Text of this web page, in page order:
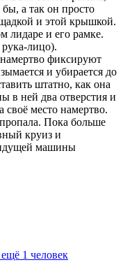
а так он просто
и этой крышкой.
лидаре и его рамке.
лицо).
фиксируют
и убирается до
штатно, как она
в ней два отверстия и
место намертво.
Пока больше
круиз и
машины
1 человек